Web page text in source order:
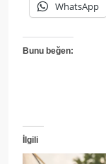
WhatsApp
Bunu beğen:
İlgili